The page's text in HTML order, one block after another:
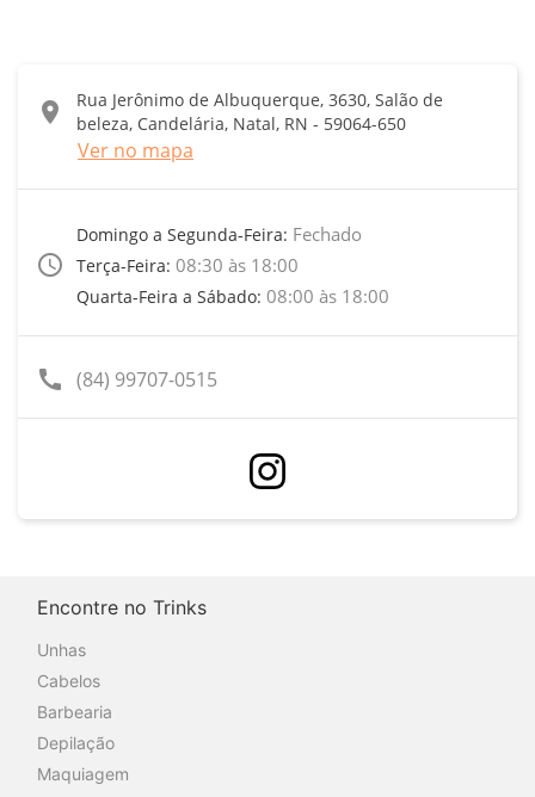
location_on
Rua Jerônimo de Albuquerque, 3630, Salão de
beleza, Candelária, Natal, RN - 59064-650
Ver no mapa
access_time
Domingo a Segunda-Feira: Fechado
Terça-Feira: 08:30 às 18:00
Quarta-Feira a Sábado: 08:00 às 18:00
call (84) 99707-0515
Encontre no Trinks
Unhas
Cabelos
Barbearia
Depilação
Maquiagem